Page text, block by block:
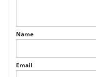
Name
Email